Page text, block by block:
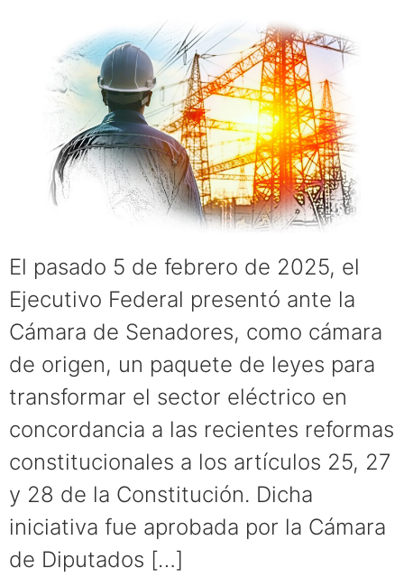
El pasado 5 de febrero de 2025, el
Ejecutivo Federal presentó ante la
Cámara de Senadores, como cámara
de origen, un paquete de leyes para
transformar el sector eléctrico en
concordancia a las recientes reformas
constitucionales a los artículos 25, 27
y 28 de la Constitución. Dicha
iniciativa fue aprobada por la Cámara
de Diputados […]